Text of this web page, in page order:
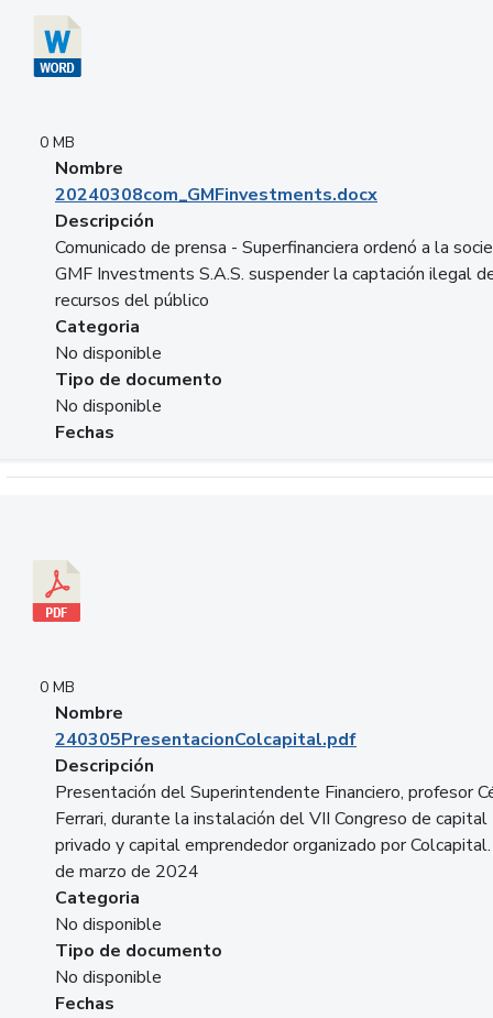
0 MB
Nombre
20240308com_GMFinvestments.docx
Descripción
Comunicado de prensa - Superfinanciera ordenó a la
GMF Investments S.A.S. suspender la captación ilegal
recursos del público
Categoria
No disponible
Tipo de documento
No disponible
Fechas
0 MB
Nombre
240305PresentacionColcapital.pdf
Descripción
Presentación del Superintendente Financiero, profesor
Ferrari, durante la instalación del VII Congreso de capital
privado y capital emprendedor organizado por
de marzo de 2024
Categoria
No disponible
Tipo de documento
No disponible
Fechas